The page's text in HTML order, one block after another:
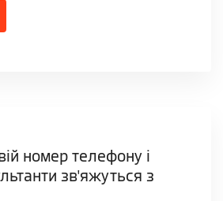
номер телефону і
зв'яжуться з